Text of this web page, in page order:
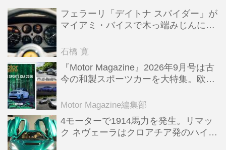
フェラーリ「デイトナ スパイダー」が
マイアミ・バイスで木っ端みじんにな
石橋 寛
『Motor Magazine』2026年9月号は古
今の和製スポーツカーを大特集。欧州
Motor Magazine編集部
4モーターで1914馬力を発生。リマッ
ク ネヴェーラはクロアチア発のハイパ